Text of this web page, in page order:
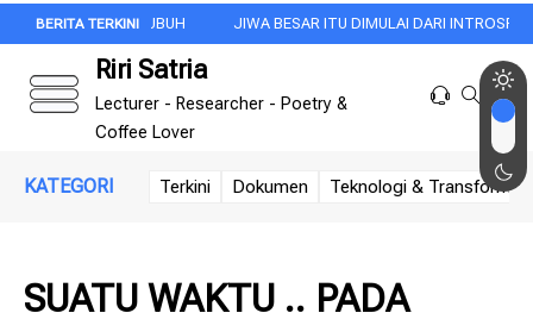
SUBUH JIWA BESAR ITU DIMULAI DARI INTROSPEKSI
Riri Satria
Lecturer - Researcher - Poetry &
Coffee Lover
KATEGORI Terkini Dokumen Teknologi &
SUATU WAKTU .. PADA